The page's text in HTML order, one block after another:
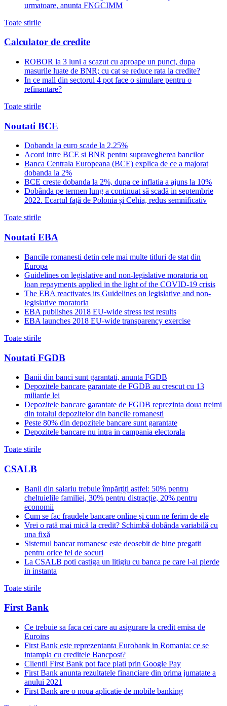
urmatoare, anunta FNGCIMM
Toate stirile
Calculator de credite
ROBOR la 3 luni a scazut cu aproape un punct, dupa
masurile luate de BNR; cu cat se reduce rata la credite?
In ce mall din sectorul 4 pot face o simulare pentru o
refinantare?
Toate stirile
Noutati BCE
Dobanda la euro scade la 2,25%
Acord intre BCE si BNR pentru supravegherea bancilor
Banca Centrala Europeana (BCE) explica de ce a majorat
dobanda la 2%
BCE creste dobanda la 2%, dupa ce inflatia a ajuns la 10%
Dobânda pe termen lung a continuat să scadă in septembrie
2022. Ecartul față de Polonia și Cehia, redus semnificativ
Toate stirile
Noutati EBA
Bancile romanesti detin cele mai multe titluri de stat din
Europa
Guidelines on legislative and non-legislative moratoria on
loan repayments applied in the light of the COVID-19 crisis
The EBA reactivates its Guidelines on legislative and non-
legislative moratoria
EBA publishes 2018 EU-wide stress test results
EBA launches 2018 EU-wide transparency exercise
Toate stirile
Noutati FGDB
Banii din banci sunt garantati, anunta FGDB
Depozitele bancare garantate de FGDB au crescut cu 13
miliarde lei
Depozitele bancare garantate de FGDB reprezinta doua treimi
din totalul depozitelor din bancile romanesti
Peste 80% din depozitele bancare sunt garantate
Depozitele bancare nu intra in campania electorala
Toate stirile
CSALB
Banii din salariu trebuie împărțiți astfel: 50% pentru
cheltuielile familiei, 30% pentru distracție, 20% pentru
economii
Cum se fac fraudele bancare online și cum ne ferim de ele
Vrei o rată mai mică la credit? Schimbă dobânda variabilă cu
una fixă
Sistemul bancar romanesc este deosebit de bine pregatit
pentru orice fel de socuri
La CSALB poti castiga un litigiu cu banca pe care l-ai pierde
in instanta
Toate stirile
First Bank
Ce trebuie sa faca cei care au asigurare la credit emisa de
Euroins
First Bank este reprezentanta Eurobank in Romania: ce se
intampla cu creditele Bancpost?
Clientii First Bank pot face plati prin Google Pay
First Bank anunta rezultatele financiare din prima jumatate a
anului 2021
First Bank are o noua aplicatie de mobile banking